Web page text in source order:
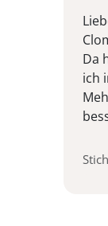
Da
ich